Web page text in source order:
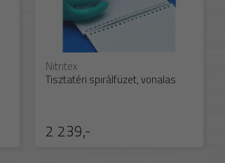
2 239,-
Nitritex
Tisztatéri spirálfüzet, vonalas